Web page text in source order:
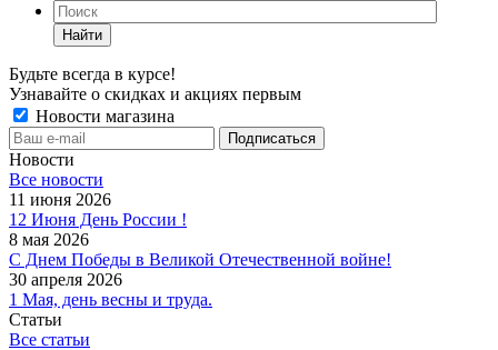
Найти
Будьте всегда в курсе!
Узнавайте о скидках и акциях первым
Новости магазина
Новости
Все новости
11 июня 2026
12 Июня День России !
8 мая 2026
С Днем Победы в Великой Отечественной войне!
30 апреля 2026
1 Мая, день весны и труда.
Статьи
Все статьи